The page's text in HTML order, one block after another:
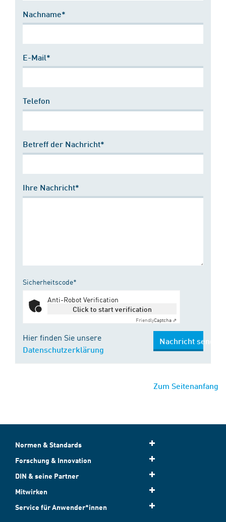
Nachname*
E-Mail*
Telefon
Betreff der Nachricht*
Ihre Nachricht*
Sicherheitscode*
Anti-Robot Verification
Click to start verification
FriendlyCaptcha ⇗
Hier finden Sie unsere
Datenschutzerklärung
Nachricht senden
Zum Seitenanfang
Normen & Standards
Forschung & Innovation
DIN & seine Partner
Mitwirken
Service für Anwender*innen